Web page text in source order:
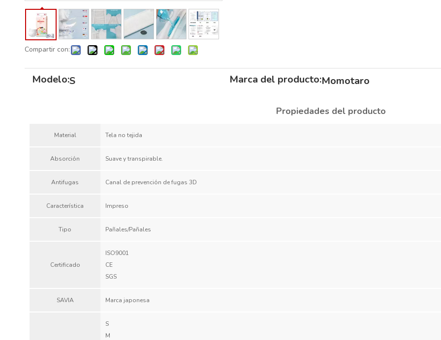
Compartir con:
Modelo:S Marca del producto:Momotaro
Propiedades del producto
Material Tela no tejida
Absorción Suave y transpirable.
Antifugas Canal de prevención de fugas 3D
Característica Impreso
Tipo Pañales/Pañales
Certificado
ISO9001
CE
SGS
SAVIA Marca japonesa
S
M